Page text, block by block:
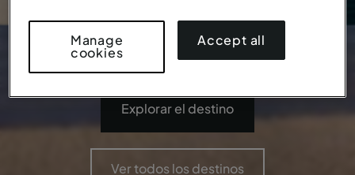
Explorar el destino
Ver todos los destinos
Manage
cookies
Accept all